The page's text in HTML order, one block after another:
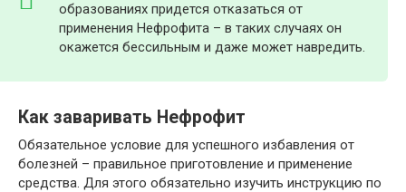
образованиях придется отказаться от
применения Нефрофита – в таких случаях он
окажется бессильным и даже может навредить.
Как заваривать Нефрофит
Обязательное условие для успешного избавления от
болезней – правильное приготовление и применение
средства. Для этого обязательно изучить инструкцию по